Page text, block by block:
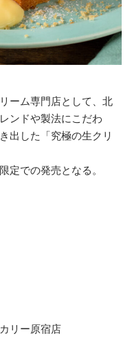
ーム専門店として、北
ンドや製法にこだわ
出した「究極の生クリ
定での発売となる。
リー原宿店